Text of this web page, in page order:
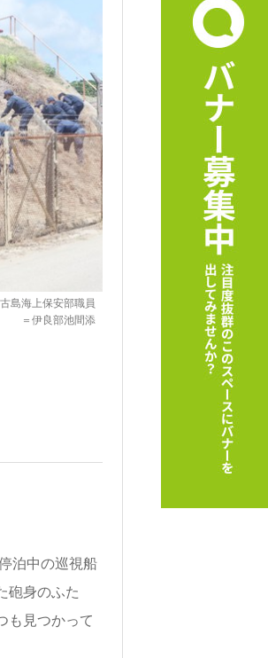
島海上保安部職員
＝伊良部池間添
泊中の巡視船
砲身のふた
も見つかって